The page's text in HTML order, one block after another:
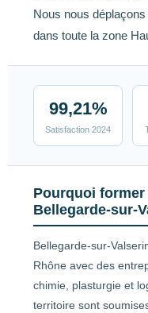
Nous nous
dans toute la zone
99,21%
Satisfaction 2024
Pourquoi
Bellegarde-sur-
Bellegarde-sur-
Rhône avec des
chimie, plasturgie et
territoire sont